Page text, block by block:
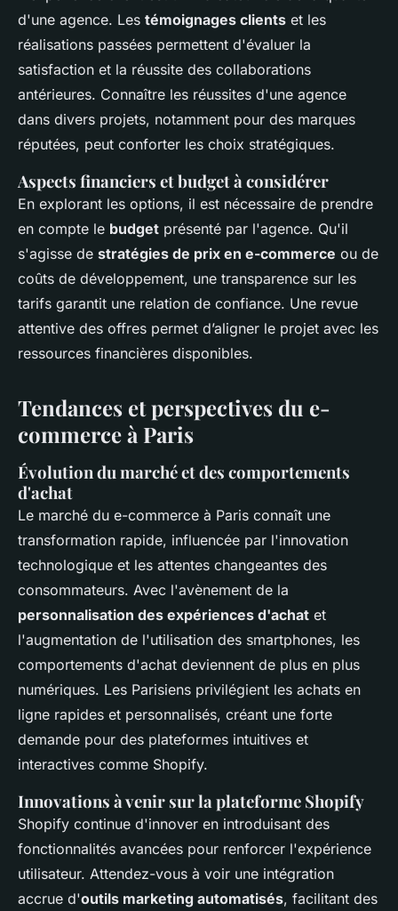
d'une agence. Les témoignages clients et les
réalisations passées permettent d'évaluer la
satisfaction et la réussite des collaborations
antérieures. Connaître les réussites d'une agence
dans divers projets, notamment pour des marques
réputées, peut conforter les choix stratégiques.
Aspects financiers et budget à considérer
En explorant les options, il est nécessaire de prendre
en compte le budget présenté par l'agence. Qu'il
s'agisse de stratégies de prix en e-commerce ou de
coûts de développement, une transparence sur les
tarifs garantit une relation de confiance. Une revue
attentive des offres permet d’aligner le projet avec les
ressources financières disponibles.
Tendances et perspectives du e-
commerce à Paris
Évolution du marché et des comportements
d'achat
Le marché du e-commerce à Paris connaît une
transformation rapide, influencée par l'innovation
technologique et les attentes changeantes des
consommateurs. Avec l'avènement de la
personnalisation des expériences d'achat et
l'augmentation de l'utilisation des smartphones, les
comportements d'achat deviennent de plus en plus
numériques. Les Parisiens privilégient les achats en
ligne rapides et personnalisés, créant une forte
demande pour des plateformes intuitives et
interactives comme Shopify.
Innovations à venir sur la plateforme Shopify
Shopify continue d'innover en introduisant des
fonctionnalités avancées pour renforcer l'expérience
utilisateur. Attendez-vous à voir une intégration
accrue d'outils marketing automatisés, facilitant des